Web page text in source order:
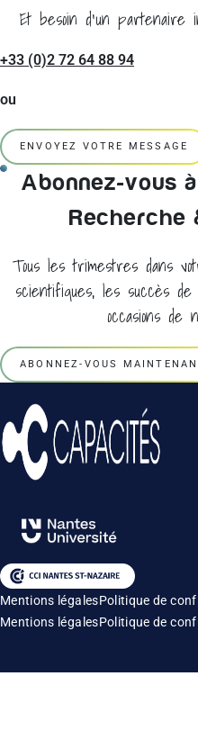
Et besoin d'un partenaire
+33 (0)2 72 64 88 94
ou
ENVOYEZ VOTRE MESSAGE
Abonnez-vous
Recherche
Tous les trimestres dans
scientifiques, les succès
occasions de
ABONNEZ-VOUS
Mentions légalesPolitique de
Mentions légalesPolitique de